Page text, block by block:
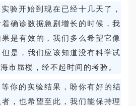
验开始到现在已经十几天了，
确诊数据急剧增长的时候，我
是有效的，我们多么希望它像
是，我们应该知道没有科学试
市蜃楼，经不起时间的考验。
你的实验结果，盼你有好的结
，也希望至此，我们能保持理